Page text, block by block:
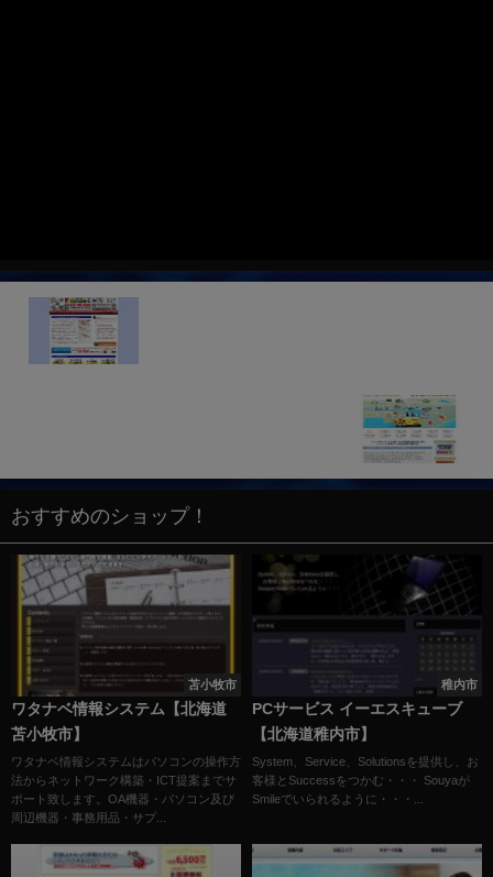
おすすめのショップ！
苫小牧市
ワタナベ情報システム【北海道
苫小牧市】
ワタナベ情報システムはパソコンの操作方
法からネットワーク構築・ICT提案までサ
ポート致します。OA機器・パソコン及び
周辺機器・事務用品・サプ...
稚内市
PCサービス イーエスキューブ
【北海道稚内市】
System、Service、Solutionsを提供し、お
客様とSuccessをつかむ・・・ Souyaが
Smileでいられるように・・・...